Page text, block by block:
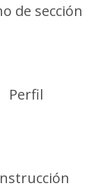
de sección
Perfil